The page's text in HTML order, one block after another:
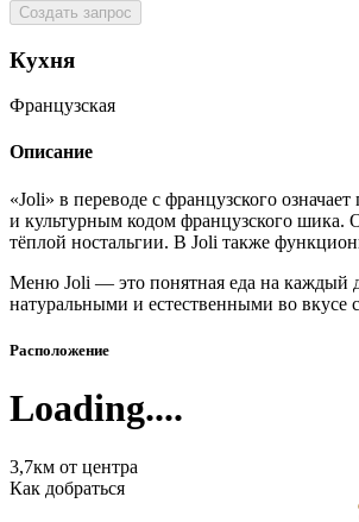
Создать запрос
Кухня
Французская
Описание
«Joli» в переводе с французского
и культурным кодом французского шика.
тёплой ностальгии. В Joli также
Меню Joli — это понятная еда на каждый
натуральными и естественными во вкусе
Расположение
Loading....
3,7км от центра
Как добраться